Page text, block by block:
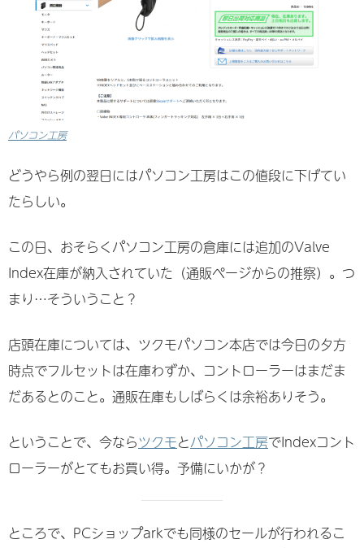
パソコン工房
どうやら例の翌日にはパソコン工房はこの値段に下げてい
たらしい。
この日、おそらくパソコン工房の倉庫には追加のValve
Index在庫が納入されていた（通販ページからの推察）。つ
まり…そういうこと？
店頭在庫については、ツクモパソコン本店では今日の夕方
時点でフルセットは在庫わずか、コントローラーはまだま
だあるとのこと。通販在庫もしばらくは余裕ありそう。
ということで、今ならツクモとパソコン工房でIndexコント
ローラーがとてもお買い得。予備にいかが？
ところで、PCショップarkでも同様のセールが行われるこ